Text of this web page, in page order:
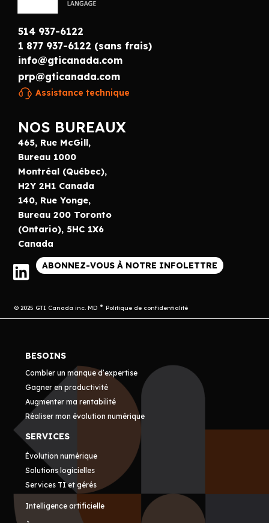
514 937-6122
1 877 937-6122 (sans frais)
info@gticanada.com
prp@gticanada.com
Assistance technique
NOS BUREAUX
465, Rue McGill,
Bureau 1000
Montréal (Québec),
H2Y 2H1 Canada
140, Rue Yonge,
Bureau 200 Toronto
(Ontario), 5HC 1X6
Canada
ABONNEZ-VOUS À NOTRE INFOLETTRE
© 2025 GTI Canada inc. MD Politique de confidentialité
BESOINS
Combler un manque d’expertise
Gagner en productivité
Augmenter ma rentabilité
Réaliser mon évolution numérique
SERVICES
Évolution numérique
Solutions logicielles
Services TI et gérés
Intelligence artificielle